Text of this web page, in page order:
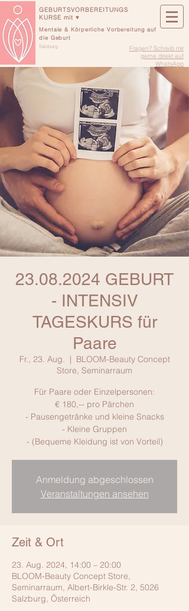
Mentale & Körperliche Vorbereitung auf
die Geburt
Salzburg
Fragen? Schreib mir
gerne direkt auf
WhatsApp
GEBURTSVORBEREITUNGS
KURSE mit ♥
23.08.2024 GEBURT
- INTENSIV
TAGESKURS für
Paare
Fr., 23. Aug.
  |
BLOOM-Beauty Concept
Store, Seminarraum
Für Paare oder Einzelpersonen:
€ 180,-- pro Pärchen
- Pausengetränke und kleine Snacks
- Kleine Gruppen
- (Bequeme Kleidung ist von Vorteil)
Anmeldung abgeschlossen
Veranstaltungen ansehen
Zeit & Ort
23. Aug. 2024, 14:00 – 20:00
BLOOM-Beauty Concept Store,
Seminarraum, Albert-Birkle-Str. 2, 5026
Salzburg, Österreich